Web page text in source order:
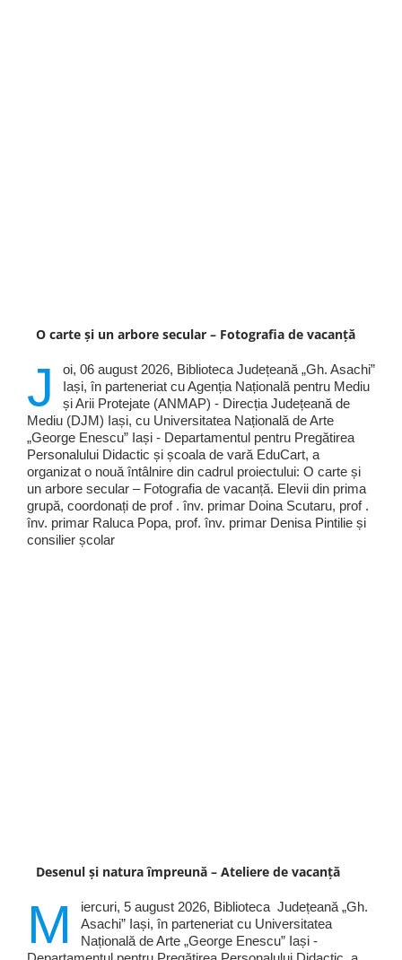
O carte și un arbore secular – Fotografia de vacanță
J
oi, 06 august 2026, Biblioteca Județeană „Gh. Asachi”
Iași, în parteneriat cu Agenția Națională pentru Mediu
și Arii Protejate (ANMAP) - Direcția Județeană de
Mediu (DJM) Iași, cu Universitatea Națională de Arte
„George Enescu” Iași - Departamentul pentru Pregătirea
Personalului Didactic și școala de vară EduCart, a
organizat o nouă întâlnire din cadrul proiectului: O carte și
un arbore secular – Fotografia de vacanță. Elevii din prima
grupă, coordonați de prof . înv. primar Doina Scutaru, prof .
înv. primar Raluca Popa, prof. înv. primar Denisa Pintilie și
consilier școlar
Desenul și natura împreună – Ateliere de vacanță
M
iercuri, 5 august 2026, Biblioteca Județeană „Gh.
Asachi” Iași, în parteneriat cu Universitatea
Națională de Arte „George Enescu” Iași -